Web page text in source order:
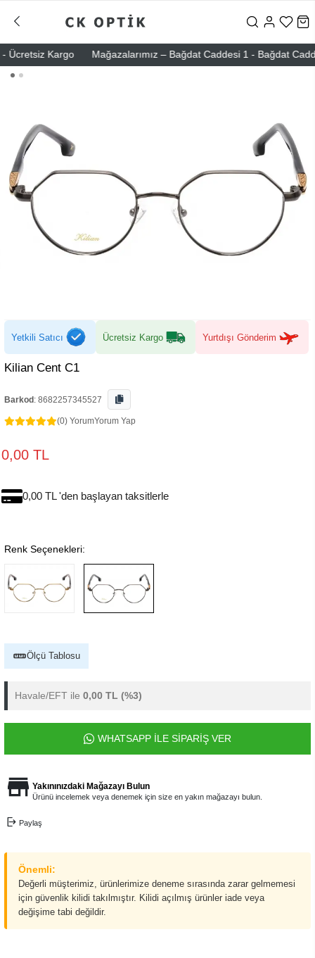
Kargo Mağazalarımız – Bağdat Caddesi 1 - Bağdat
Yetkili Satıcı Ücretsiz Kargo Yurtdışı Gönderim
Kilian Cent C1
Barkod : 8682257345527
(0) YorumYorum Yap
0,00 TL
0,00 TL 'den başlayan taksitlerle
Renk Seçenekleri:
Ölçü Tablosu
Havale/EFT ile 0,00 TL (%3)
WHATSAPP İLE SİPARİŞ VER
Yakınınızdaki Mağazayı Bulun
Ürünü incelemek veya denemek için size en yakın mağazayı bulun.
Paylaş
Önemli:
Değerli müşterimiz, ürünlerimize deneme sırasında zarar gelmemesi
için güvenlik kilidi takılmıştır. Kilidi açılmış ürünler iade veya
değişime tabi değildir.